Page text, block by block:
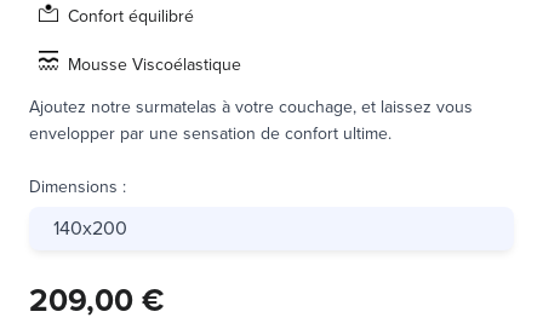
Confort équilibré
Mousse Viscoélastique
Ajoutez notre surmatelas à votre couchage, et laissez vous
envelopper par une sensation de confort ultime.
Dimensions :
140x200
209,00 €